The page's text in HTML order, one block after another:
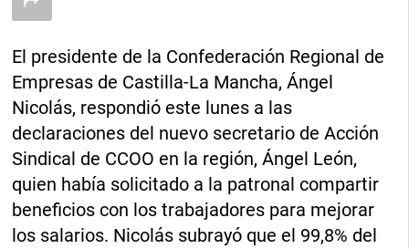
El presidente de la Confederación Regional de
Empresas de Castilla-La Mancha, Ángel
Nicolás, respondió este lunes a las
declaraciones del nuevo secretario de Acción
Sindical de CCOO en la región, Ángel León,
quien había solicitado a la patronal compartir
beneficios con los trabajadores para mejorar
los salarios. Nicolás subrayó que el 99,8% del